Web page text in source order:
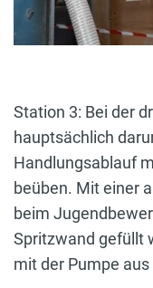
Station 3: Bei der
hauptsächlich
Handlungsablauf
beüben. Mit einer
beim
Spritzwand gefüllt
mit der Pumpe